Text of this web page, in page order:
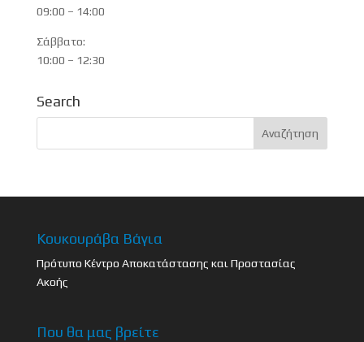
09:00 – 14:00
Σάββατο:
10:00 – 12:30
Search
Κουκουράβα Βάγια
Πρότυπο Κέντρο Αποκατάστασης και Προστασίας
Ακοής
Που θα μας βρείτε